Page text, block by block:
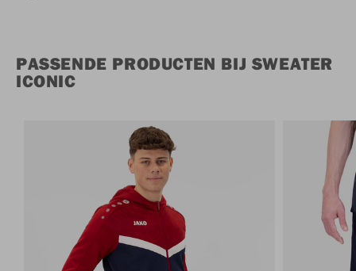
PASSENDE PRODUCTEN BIJ SWEATER
ICONIC